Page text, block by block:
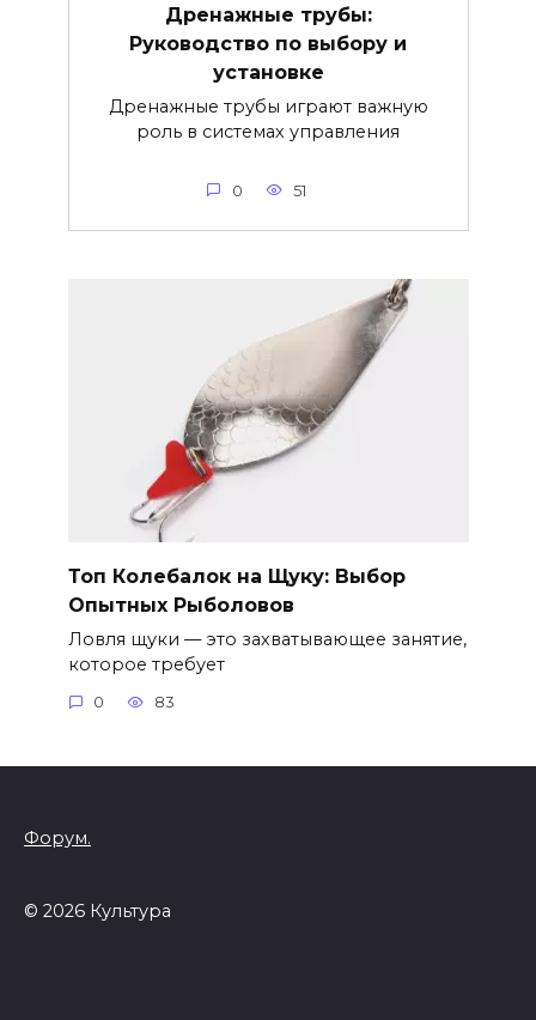
Дренажные трубы:
Руководство по выбору и
установке
Дренажные трубы играют важную
роль в системах управления
0 51
Топ Колебалок на Щуку: Выбор
Опытных Рыболовов
Ловля щуки — это захватывающее занятие,
которое требует
0 83
Форум.
© 2026 Культура